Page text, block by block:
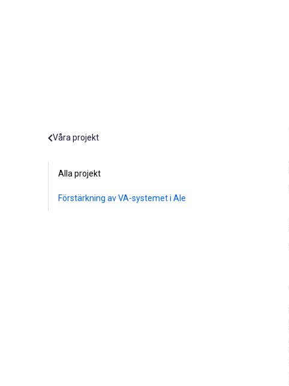
Våra projekt
Alla projekt
Förstärkning av VA-systemet i Ale